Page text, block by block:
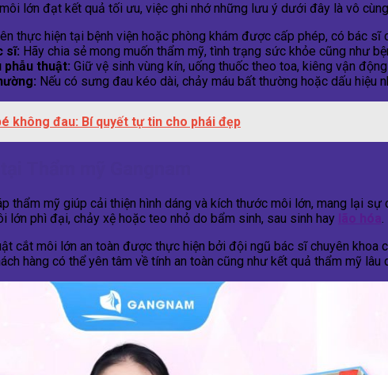
lớn đạt kết quả tối ưu, việc ghi nhớ những lưu ý dưới đây là vô
thực hiện tại bệnh viện hoặc phòng khám được cấp phép, có bác
sĩ: Hãy chia sẻ mong muốn thẩm mỹ, tình trạng sức khỏe cũng như
phẫu thuật: Giữ vệ sinh vùng kín, uống thuốc theo toa, kiêng vận
Nếu có sưng đau kéo dài, chảy máu bất thường hoặc dấu hiệu
không đau: Bí quyết tự tin cho phái đẹp
thẩm mỹ giúp cải thiện hình dáng và kích thước môi lớn, mang lại
lớn phì đại, chảy xệ hoặc teo nhỏ do bẩm sinh, sau sinh hay lão hóa.
cắt môi lớn an toàn được thực hiện bởi đội ngũ bác sĩ chuyên khoa
hàng có thể yên tâm về tính an toàn cũng như kết quả thẩm mỹ lâu